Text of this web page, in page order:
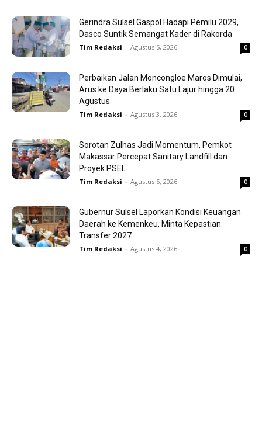
Gerindra Sulsel Gaspol Hadapi Pemilu 2029,
Dasco Suntik Semangat Kader di Rakorda
Tim Redaksi - Agustus 5, 2026 0
Perbaikan Jalan Moncongloe Maros Dimulai,
Arus ke Daya Berlaku Satu Lajur hingga 20
Agustus
Tim Redaksi - Agustus 3, 2026 0
Sorotan Zulhas Jadi Momentum, Pemkot
Makassar Percepat Sanitary Landfill dan
Proyek PSEL
Tim Redaksi - Agustus 5, 2026 0
Gubernur Sulsel Laporkan Kondisi Keuangan
Daerah ke Kemenkeu, Minta Kepastian
Transfer 2027
Tim Redaksi - Agustus 4, 2026 0